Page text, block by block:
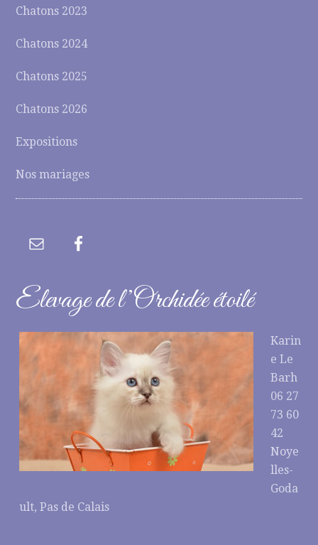
Chatons 2023
Chatons 2024
Chatons 2025
Chatons 2026
Expositions
Nos mariages
Elevage de l’Orchidée étoilé
Karin
e Le
Barh
06 27
73 60
42
Noye
lles-
Goda
ult, Pas de Calais